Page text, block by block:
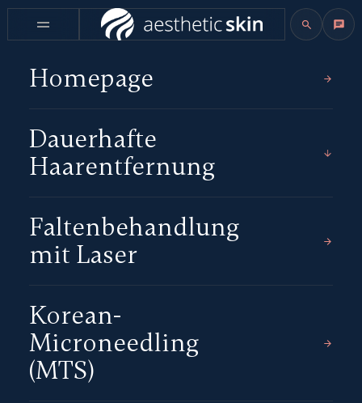
Homepage
Dauerhafte
Haarentfernung
Faltenbehandlung
mit Laser
Korean-
Microneedling
(MTS)